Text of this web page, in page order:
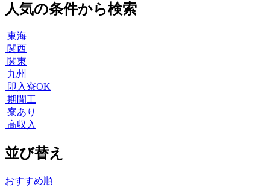
人気の条件から検索
東海
関西
関東
九州
即入寮OK
期間工
寮あり
高収入
並び替え
おすすめ順